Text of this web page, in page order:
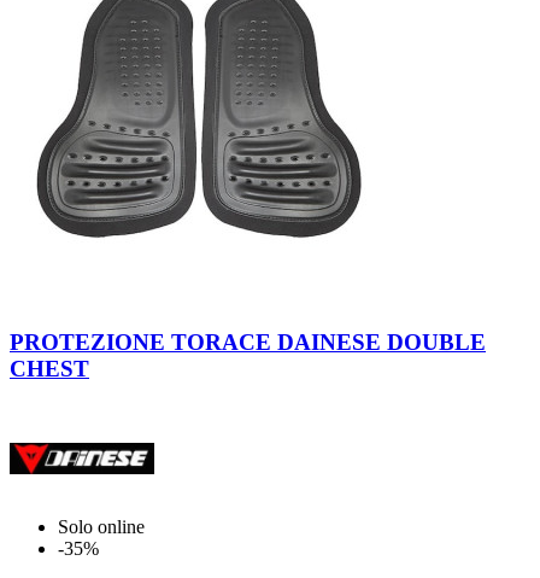
PROTEZIONE TORACE DAINESE DOUBLE
CHEST
Solo online
-35%